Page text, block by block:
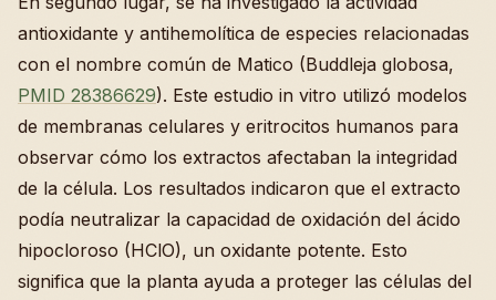
antioxidante y antihemolítica de especies relacionadas
con el nombre común de Matico (Buddleja globosa,
PMID 28386629). Este estudio in vitro utilizó modelos
de membranas celulares y eritrocitos humanos para
observar cómo los extractos afectaban la integridad
de la célula. Los resultados indicaron que el extracto
podía neutralizar la capacidad de oxidación del ácido
hipocloroso (HClO), un oxidante potente. Esto
significa que la planta ayuda a proteger las células del